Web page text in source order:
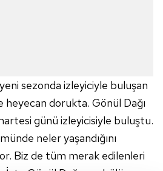
sezonda izleyiciyle buluşan
heyecan dorukta. Gönül Dağı
günü izleyicisiyle buluştu.
neler yaşandığını
Biz de tüm merak edilenleri